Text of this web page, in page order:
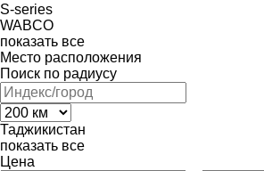
S-series
WABCO
показать все
Место расположения
Поиск по радиусу
Таджикистан
показать все
Цена